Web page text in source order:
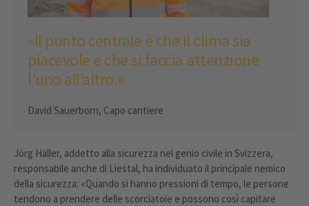
«Il punto centrale è che il clima sia
piacevole e che si faccia attenzione
l’uno all’altro.»
David Sauerborn, Capo cantiere
Jörg Häller, addetto alla sicurezza nel genio civile in Svizzera,
responsabile anche di Liestal, ha individuato il principale nemico
della sicurezza: «Quando si hanno pressioni di tempo, le persone
tendono a prendere delle scorciatoie e possono così capitare